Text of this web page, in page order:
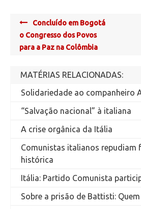
Post
navigation
Concluído em Bogotá
o Congresso dos Povos
para a Paz na Colômbia
MATÉRIAS RELACIONADAS:
Solidariedade ao companheiro
“Salvação nacional” à italiana
A crise orgânica da Itália
Comunistas italianos repudiam
histórica
Itália: Partido Comunista
Sobre a prisão de Battisti: